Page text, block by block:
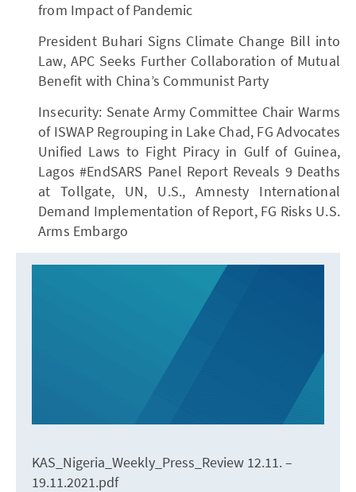
from Impact of Pandemic
President Buhari Signs Climate Change Bill into
Law, APC Seeks Further Collaboration of Mutual
Benefit with China’s Communist Party
Insecurity: Senate Army Committee Chair Warms
of ISWAP Regrouping in Lake Chad, FG Advocates
Unified Laws to Fight Piracy in Gulf of Guinea,
Lagos #EndSARS Panel Report Reveals 9 Deaths
at Tollgate, UN, U.S., Amnesty International
Demand Implementation of Report, FG Risks U.S.
Arms Embargo
KAS_Nigeria_Weekly_Press_Review 12.11. –
19.11.2021.pdf